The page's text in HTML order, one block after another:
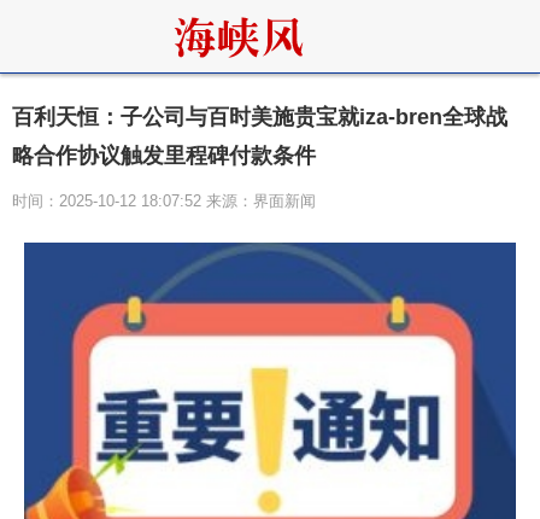
百利天恒：子公司与百时美施贵宝就iza-bren全球战
略合作协议触发里程碑付款条件
时间：2025-10-12 18:07:52 来源：界面新闻